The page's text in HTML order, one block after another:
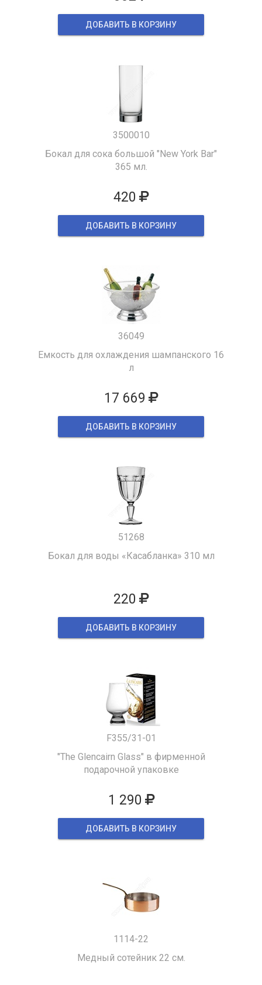
ДОБАВИТЬ В КОРЗИНУ
3500010
Бокал для сока большой "New York Bar"
365 мл.
420
ДОБАВИТЬ В КОРЗИНУ
36049
Емкость для охлаждения шампанского 16
л
17 669
ДОБАВИТЬ В КОРЗИНУ
51268
Бокал для воды «Касабланка» 310 мл
220
ДОБАВИТЬ В КОРЗИНУ
F355/31-01
"The Glencairn Glass" в фирменной
подарочной упаковке
1 290
ДОБАВИТЬ В КОРЗИНУ
1114-22
Медный сотейник 22 см.